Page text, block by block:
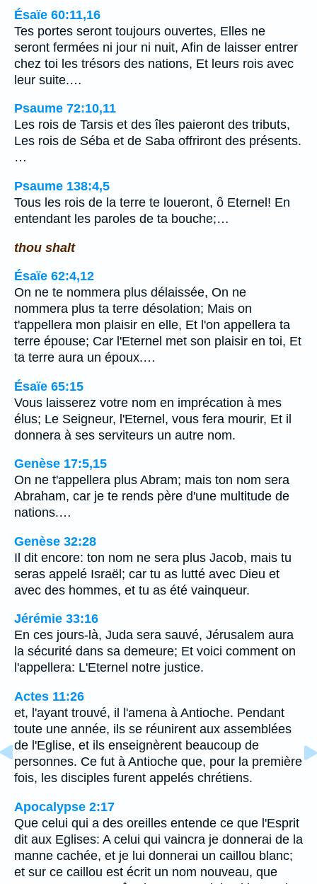
Ésaïe 60:11,16
Tes portes seront toujours ouvertes, Elles ne
seront fermées ni jour ni nuit, Afin de laisser entrer
chez toi les trésors des nations, Et leurs rois avec
leur suite.…
Psaume 72:10,11
Les rois de Tarsis et des îles paieront des tributs,
Les rois de Séba et de Saba offriront des présents.
…
Psaume 138:4,5
Tous les rois de la terre te loueront, ô Eternel! En
entendant les paroles de ta bouche;…
thou shalt
Ésaïe 62:4,12
On ne te nommera plus délaissée, On ne
nommera plus ta terre désolation; Mais on
t'appellera mon plaisir en elle, Et l'on appellera ta
terre épouse; Car l'Eternel met son plaisir en toi, Et
ta terre aura un époux.…
Ésaïe 65:15
Vous laisserez votre nom en imprécation à mes
élus; Le Seigneur, l'Eternel, vous fera mourir, Et il
donnera à ses serviteurs un autre nom.
Genèse 17:5,15
On ne t'appellera plus Abram; mais ton nom sera
Abraham, car je te rends père d'une multitude de
nations.…
Genèse 32:28
Il dit encore: ton nom ne sera plus Jacob, mais tu
seras appelé Israël; car tu as lutté avec Dieu et
avec des hommes, et tu as été vainqueur.
Jérémie 33:16
En ces jours-là, Juda sera sauvé, Jérusalem aura
la sécurité dans sa demeure; Et voici comment on
l'appellera: L'Eternel notre justice.
Actes 11:26
et, l'ayant trouvé, il l'amena à Antioche. Pendant
toute une année, ils se réunirent aux assemblées
de l'Eglise, et ils enseignèrent beaucoup de
personnes. Ce fut à Antioche que, pour la première
fois, les disciples furent appelés chrétiens.
Apocalypse 2:17
Que celui qui a des oreilles entende ce que l'Esprit
dit aux Eglises: A celui qui vaincra je donnerai de la
manne cachée, et je lui donnerai un caillou blanc;
et sur ce caillou est écrit un nom nouveau, que